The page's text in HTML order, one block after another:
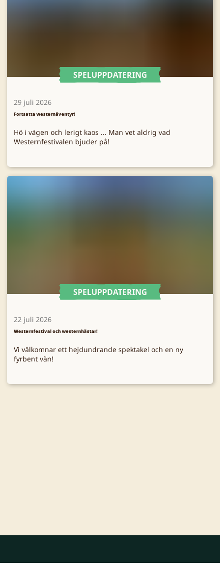
SPELUPPDATERING
29 juli 2026
Fortsatta westernäventyr!
Hö i vägen och lerigt kaos ... Man vet aldrig vad
Westernfestivalen bjuder på!
SPELUPPDATERING
22 juli 2026
Westernfestival och westernhästar!
Vi välkomnar ett hejdundrande spektakel och en ny
fyrbent vän!